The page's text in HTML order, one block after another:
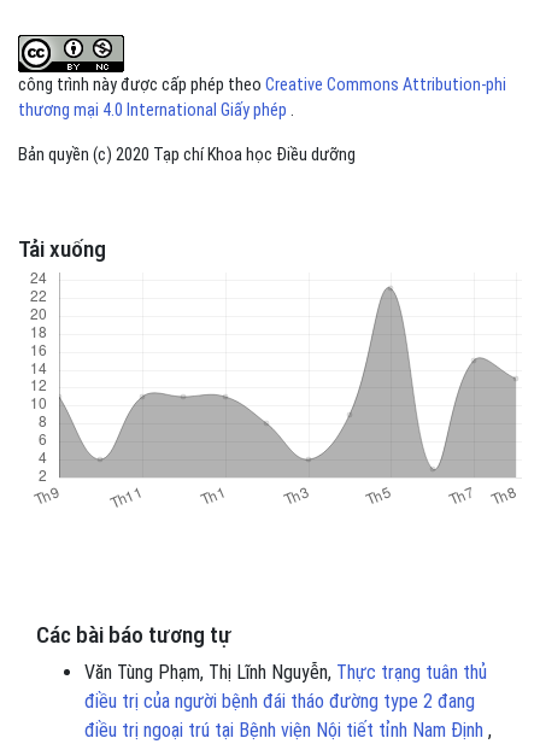
Tải xuống
công trình này được cấp phép theo Creative Commons Attribution-phi
thương mại 4.0 International Giấy phép .
Bản quyền (c) 2020 Tạp chí Khoa học Điều dưỡng
Các bài báo tương tự
Văn Tùng Phạm, Thị Lĩnh Nguyễn, Thực trạng tuân thủ
điều trị của người bệnh đái tháo đường type 2 đang
điều trị ngoại trú tại Bệnh viện Nội tiết tỉnh Nam Định ,